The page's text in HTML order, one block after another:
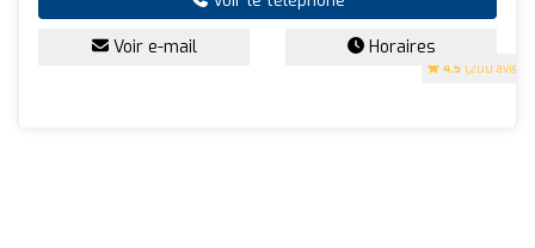
4.5 (200 avis)
Voir e-mail Horaires